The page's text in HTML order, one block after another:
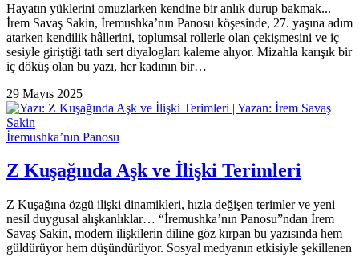
Hayatın yüklerini omuzlarken kendine bir anlık durup bakmak...
İrem Savaş Sakin, İremushka’nın Panosu köşesinde, 27. yaşına adım
atarken kendilik hâllerini, toplumsal rollerle olan çekişmesini ve iç
sesiyle giriştiği tatlı sert diyalogları kaleme alıyor. Mizahla karışık bir
iç döküş olan bu yazı, her kadının bir…
29 Mayıs 2025
İremushka’nın Panosu
Z Kuşağında Aşk ve İlişki Terimleri
Z Kuşağına özgü ilişki dinamikleri, hızla değişen terimler ve yeni
nesil duygusal alışkanlıklar… “İremushka’nın Panosu”ndan İrem
Savaş Sakin, modern ilişkilerin diline göz kırpan bu yazısında hem
güldürüyor hem düşündürüyor. Sosyal medyanın etkisiyle şekillenen